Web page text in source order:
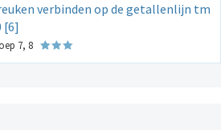
verbinden op de getallenlijn tm
[6]
7, 8